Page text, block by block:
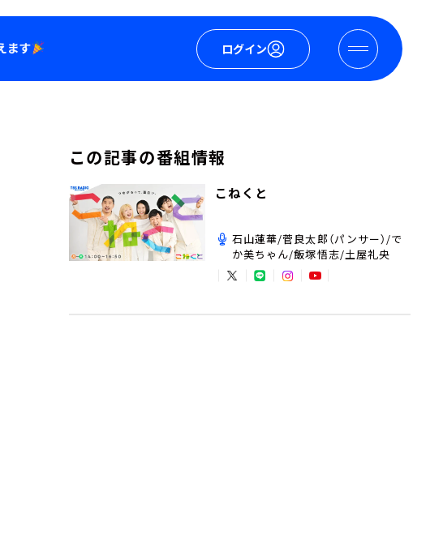
ログイン
この記事の番組情報
こねくと
石山蓮華/菅良太郎（パンサー）/で
か美ちゃん/飯塚悟志/土屋礼央